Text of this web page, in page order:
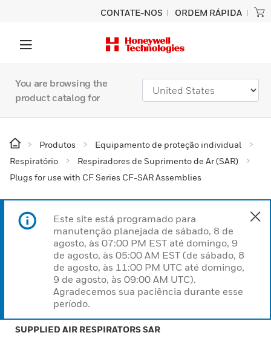
CONTATE-NOS ORDEM RÁPIDA
You are browsing the
product catalog for
Produtos
Equipamento de proteção individual
Respiratório
Respiradores de Suprimento de Ar (SAR)
Plugs for use with CF Series CF-SAR Assemblies
Este site está programado para
manutenção planejada de sábado, 8 de
agosto, às 07:00 PM EST até domingo, 9
de agosto, às 05:00 AM EST (de sábado, 8
de agosto, às 11:00 PM UTC até domingo,
9 de agosto, às 09:00 AM UTC).
Agradecemos sua paciência durante esse
período.
SUPPLIED AIR RESPIRATORS SAR